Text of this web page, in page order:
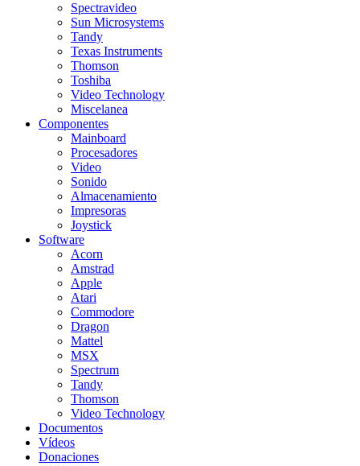
Spectravideo
Sun Microsystems
Tandy
Texas Instruments
Thomson
Toshiba
Video Technology
Miscelanea
Componentes
Mainboard
Procesadores
Video
Sonido
Almacenamiento
Impresoras
Joystick
Software
Acorn
Amstrad
Apple
Atari
Commodore
Dragon
Mattel
MSX
Spectrum
Tandy
Thomson
Video Technology
Documentos
Vídeos
Donaciones